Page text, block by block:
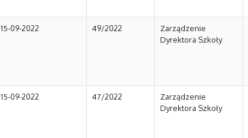
15-09-2022 49/2022
Zarządzenie
Dyrektora Szkoły
15-09-2022 47/2022
Zarządzenie
Dyrektora Szkoły